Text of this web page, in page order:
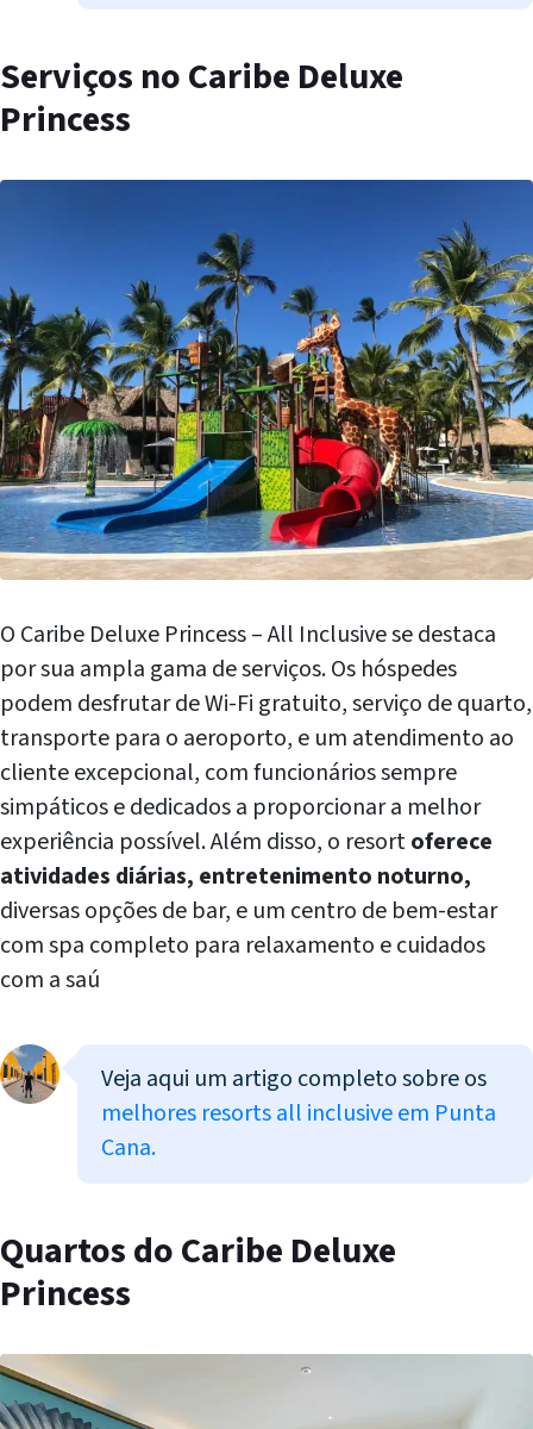
Serviços no Caribe Deluxe
Princess
O Caribe Deluxe Princess – All Inclusive se destaca
por sua ampla gama de serviços. Os hóspedes
podem desfrutar de Wi-Fi gratuito, serviço de quarto,
transporte para o aeroporto, e um atendimento ao
cliente excepcional, com funcionários sempre
simpáticos e dedicados a proporcionar a melhor
experiência possível. Além disso, o resortoferece
atividades diárias, entretenimento noturno,
diversas opções de bar, e um centro de bem-estar
com spa completo para relaxamento e cuidados
com a saú
Veja aqui um artigo completo sobre os
melhores resorts all inclusive em Punta
Cana.
Quartos do Caribe Deluxe
Princess